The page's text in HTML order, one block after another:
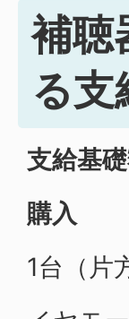
補聴
る支
支給基
購入
1台（片